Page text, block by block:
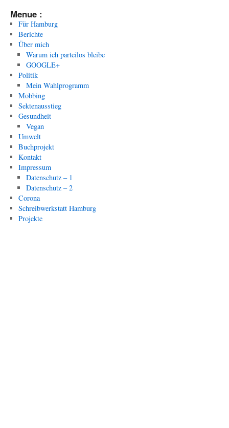
Menue :
Für Hamburg
Berichte
Über mich
Warum ich parteilos bleibe
GOOGLE+
Politik
Mein Wahlprogramm
Mobbing
Sektenausstieg
Gesundheit
Vegan
Umwelt
Buchprojekt
Kontakt
Impressum
Datenschutz – 1
Datenschutz – 2
Corona
Schreibwerkstatt Hamburg
Projekte